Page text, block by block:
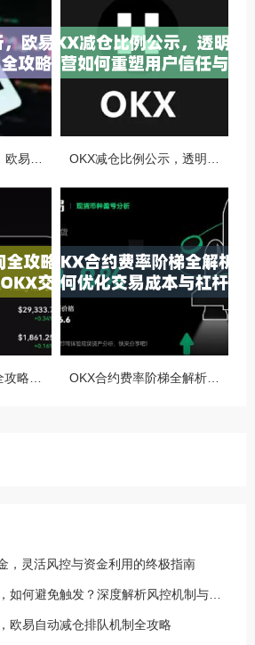
，灵活风控与资金利用的终极指南
欧易自动减仓排队机制全攻略